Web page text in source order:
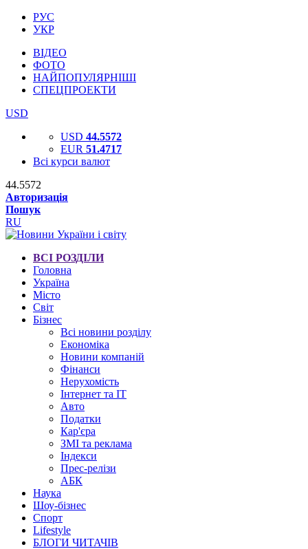
РУС
УКР
ВІДЕО
ФОТО
НАЙПОПУЛЯРНІШІ
СПЕЦПРОЕКТИ
USD
USD 44.5572
EUR 51.4717
Всі курси валют
44.5572
Авторизація
Пошук
RU
ВСІ РОЗДІЛИ
Головна
Україна
Місто
Світ
Бізнес
Всі новини розділу
Економіка
Новини компаній
Фінанси
Нерухомість
Інтернет та IT
Авто
Податки
Кар'єра
ЗМІ та реклама
Індекси
Прес-релізи
АБК
Наука
Шоу-бізнес
Спорт
Lifestyle
БЛОГИ ЧИТАЧІВ